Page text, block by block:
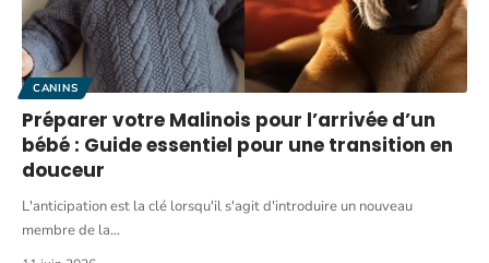
CANINS
Préparer votre Malinois pour l’arrivée d’un
bébé : Guide essentiel pour une transition en
douceur
L'anticipation est la clé lorsqu'il s'agit d'introduire un nouveau
membre de la…